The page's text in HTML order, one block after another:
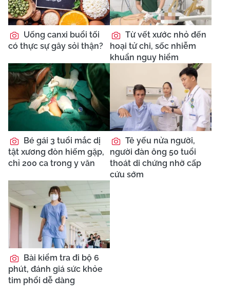
Uống canxi buổi tối
có thực sự gây sỏi thận?
Từ vết xước nhỏ đến
hoại tử chi, sốc nhiễm
khuẩn nguy hiểm
Bé gái 3 tuổi mắc dị
tật xương đòn hiếm gặp,
chỉ 200 ca trong y văn
Tê yếu nửa người,
người đàn ông 50 tuổi
thoát di chứng nhờ cấp
cứu sớm
Bài kiểm tra đi bộ 6
phút, đánh giá sức khỏe
tim phổi dễ dàng